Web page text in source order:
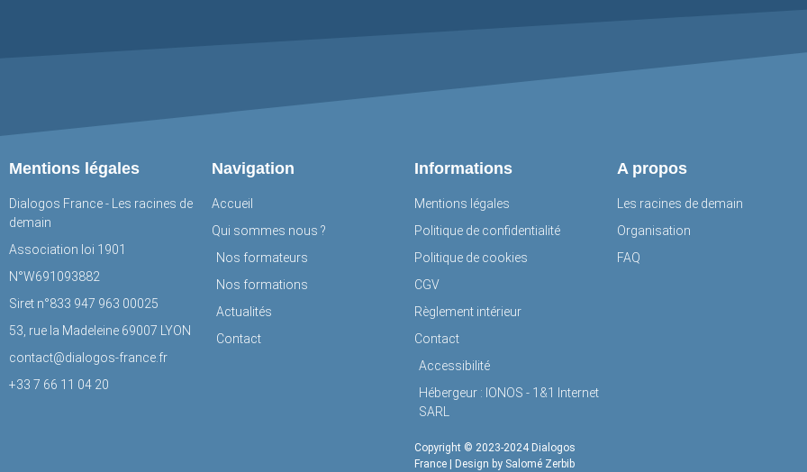
Mentions légales
Dialogos France - Les racines de
demain
Association loi 1901
N°W691093882
Siret n°833 947 963 00025
53, rue la Madeleine 69007 LYON
contact@dialogos-france.fr
+33 7 66 11 04 20
Navigation
Accueil
Qui sommes nous ?
Nos formateurs
Nos formations
Actualités
Contact
Informations
Mentions légales
Politique de confidentialité
Politique de cookies
CGV
Règlement intérieur
Contact
Accessibilité
Hébergeur : IONOS - 1&1 Internet
SARL
Copyright © 2023-2024 Dialogos
France | Design by Salomé Zerbib
A propos
Les racines de demain
Organisation
FAQ